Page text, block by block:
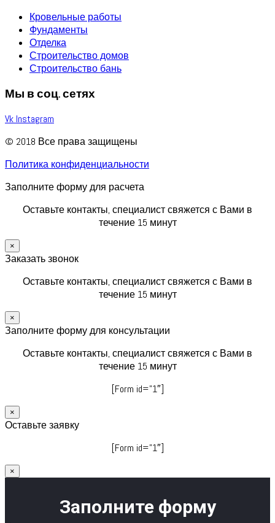
Кровельные работы
Фундаменты
Отделка
Строительство домов
Строительство бань
Мы в соц. сетях
Vk Instagram
© 2018 Все права защищены
Политика конфиденциальности
Заполните форму для расчета
Оставьте контакты, специалист свяжется с Вами в
течение 15 минут
×
Заказать звонок
Оставьте контакты, специалист свяжется с Вами в
течение 15 минут
×
Заполните форму для консультации
Оставьте контакты, специалист свяжется с Вами в
течение 15 минут
[Form id=”1″]
×
Оставьте заявку
[Form id=”1″]
×
Заполните форму